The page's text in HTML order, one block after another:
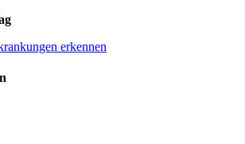
erkennen